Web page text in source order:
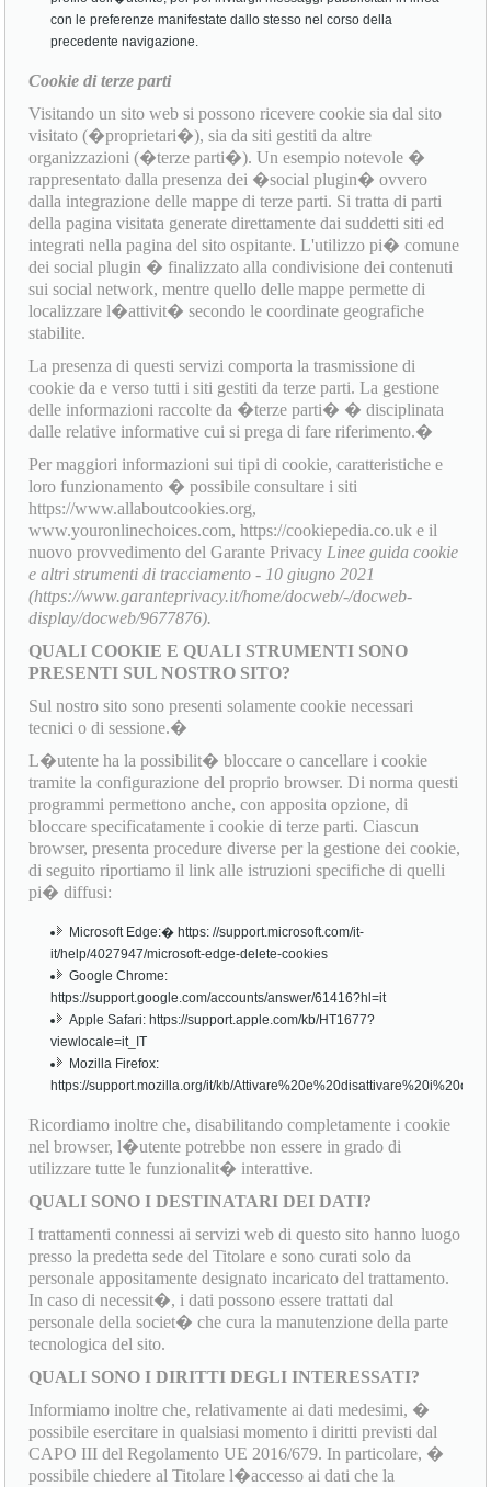
con le preferenze manifestate dallo stesso nel corso della
precedente navigazione.
Cookie di terze parti
Visitando un sito web si possono ricevere cookie sia dal sito
visitato (�proprietari�), sia da siti gestiti da altre
organizzazioni (�terze parti�). Un esempio notevole �
rappresentato dalla presenza dei �social plugin� ovvero
dalla integrazione delle mappe di terze parti. Si tratta di parti
della pagina visitata generate direttamente dai suddetti siti ed
integrati nella pagina del sito ospitante. L'utilizzo pi� comune
dei social plugin � finalizzato alla condivisione dei contenuti
sui social network, mentre quello delle mappe permette di
localizzare l�attivit� secondo le coordinate geografiche
stabilite.
La presenza di questi servizi comporta la trasmissione di
cookie da e verso tutti i siti gestiti da terze parti. La gestione
delle informazioni raccolte da �terze parti� � disciplinata
dalle relative informative cui si prega di fare riferimento.�
Per maggiori informazioni sui tipi di cookie, caratteristiche e
loro funzionamento � possibile consultare i siti
https://www.allaboutcookies.org,
www.youronlinechoices.com, https://cookiepedia.co.uk e il
nuovo provvedimento del Garante Privacy Linee guida cookie
e altri strumenti di tracciamento - 10 giugno 2021
(https://www.garanteprivacy.it/home/docweb/-/docweb-
display/docweb/9677876).
QUALI COOKIE E QUALI STRUMENTI SONO
PRESENTI SUL NOSTRO SITO?
Sul nostro sito sono presenti solamente cookie necessari
tecnici o di sessione.�
L�utente ha la possibilit� bloccare o cancellare i cookie
tramite la configurazione del proprio browser. Di norma questi
programmi permettono anche, con apposita opzione, di
bloccare specificatamente i cookie di terze parti. Ciascun
browser, presenta procedure diverse per la gestione dei cookie,
di seguito riportiamo il link alle istruzioni specifiche di quelli
pi� diffusi:
Microsoft Edge:� https: //support.microsoft.com/it-
it/help/4027947/microsoft-edge-delete-cookies
Google Chrome:
https://support.google.com/accounts/answer/61416?hl=it
Apple Safari: https://support.apple.com/kb/HT1677?
viewlocale=it_IT
Mozilla Firefox:
https://support.mozilla.org/it/kb/
Ricordiamo inoltre che, disabilitando completamente i cookie
nel browser, l�utente potrebbe non essere in grado di
utilizzare tutte le funzionalit� interattive.
QUALI SONO I DESTINATARI DEI DATI?
I trattamenti connessi ai servizi web di questo sito hanno luogo
presso la predetta sede del Titolare e sono curati solo da
personale appositamente designato incaricato del trattamento.
In caso di necessit�, i dati possono essere trattati dal
personale della societ� che cura la manutenzione della parte
tecnologica del sito.
QUALI SONO I DIRITTI DEGLI INTERESSATI?
Informiamo inoltre che, relativamente ai dati medesimi, �
possibile esercitare in qualsiasi momento i diritti previsti dal
CAPO III del Regolamento UE 2016/679. In particolare, �
possibile chiedere al Titolare l�accesso ai dati che la